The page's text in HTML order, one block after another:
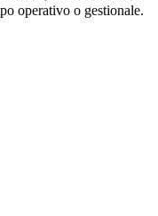
operativo o gestionale.